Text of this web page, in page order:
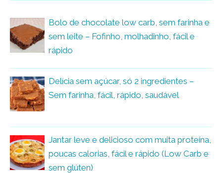
Bolo de chocolate low carb, sem farinha e
sem leite – Fofinho, molhadinho, fácil e
rápido
Delícia sem açúcar, só 2 ingredientes –
Sem farinha, fácil, rápido, saudável
Jantar leve e delicioso com muita proteína,
poucas calorias, fácil e rápido (Low Carb e
sem glúten)